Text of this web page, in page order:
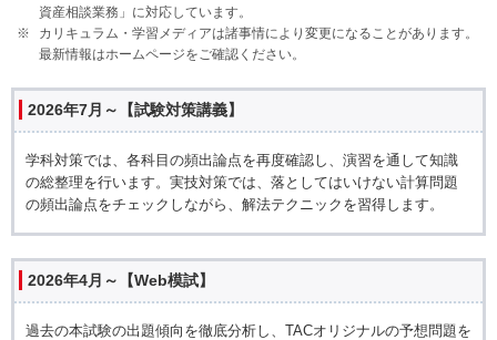
資産相談業務」に対応しています。
カリキュラム・学習メディアは諸事情により変更になることがあります。
最新情報はホームページをご確認ください。
2026年7月～【試験対策講義】
学科対策では、各科目の頻出論点を再度確認し、演習を通して知識
の総整理を行います。実技対策では、落としてはいけない計算問題
の頻出論点をチェックしながら、解法テクニックを習得します。
2026年4月～【Web模試】
過去の本試験の出題傾向を徹底分析し、TACオリジナルの予想問題を